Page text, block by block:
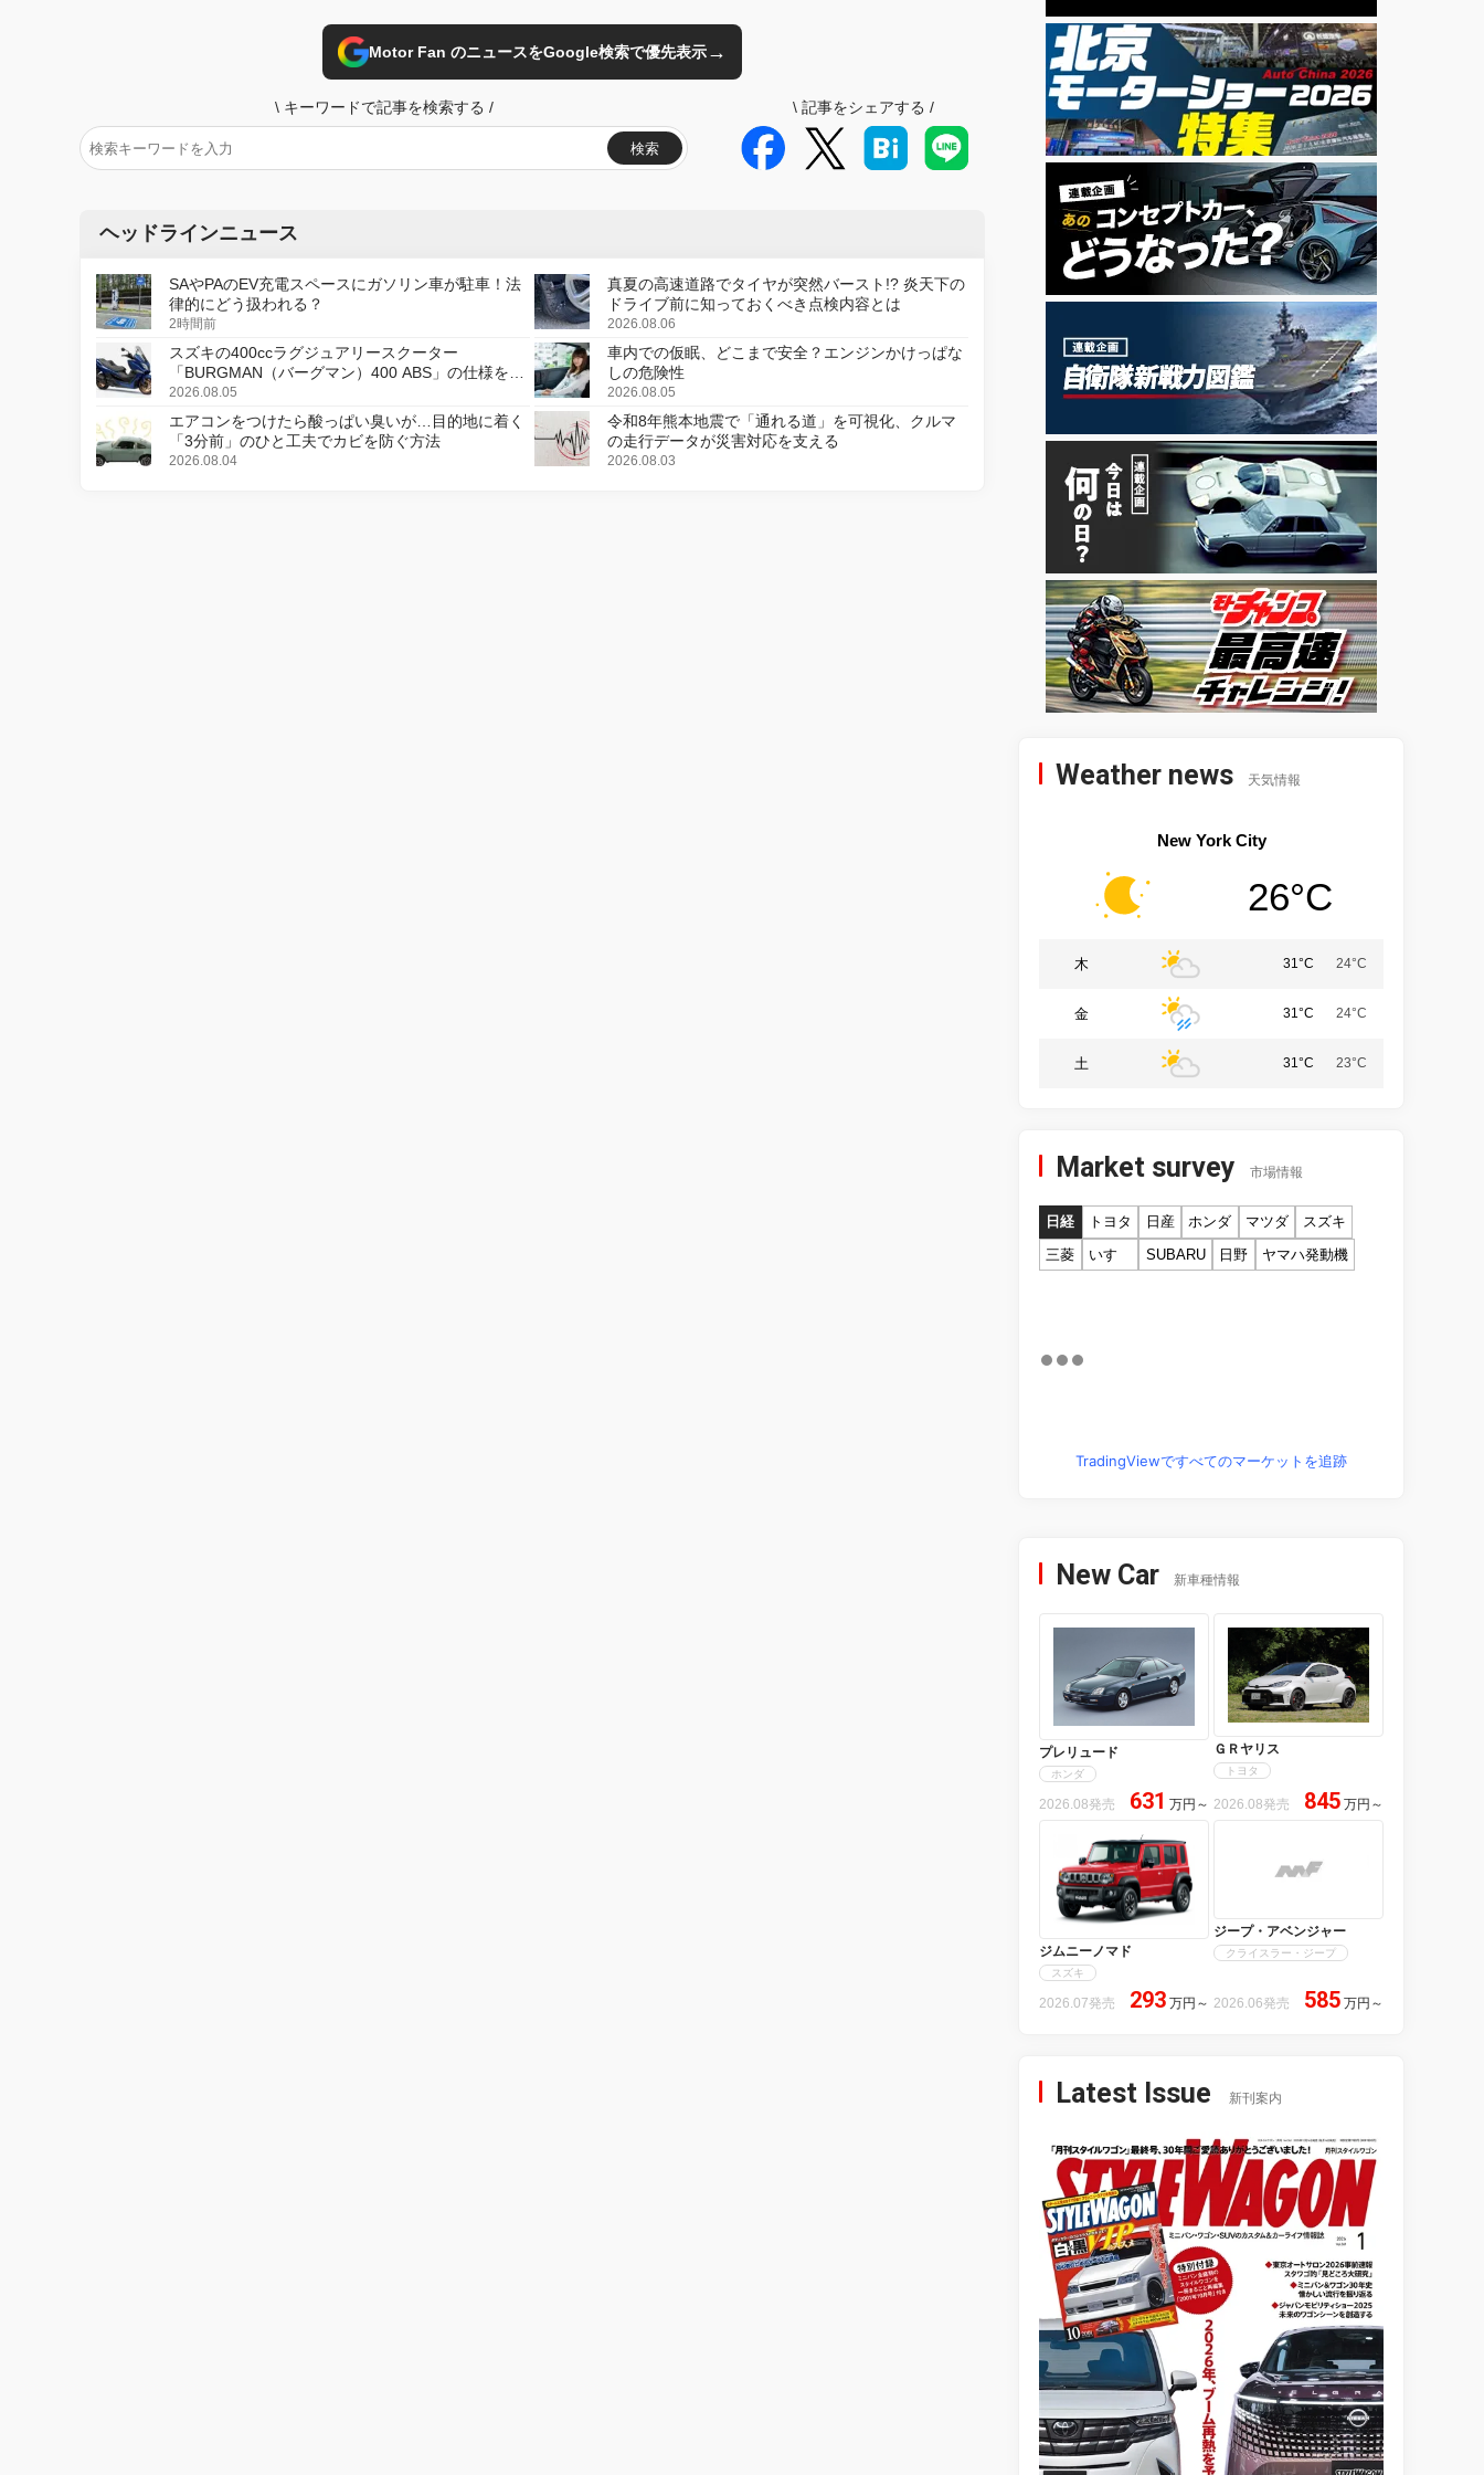
Motor Fan のニュースをGoogle検索で優先表示→
\ キーワードで記事を検索する /
検索
\ 記事をシェアする /
ヘッドラインニュース
SAやPAのEV充電スペースにガソリン車が駐車！法
律的にどう扱われる？
2時間前
真夏の高速道路でタイヤが突然バースト!? 炎天下の
ドライブ前に知っておくべき点検内容とは
2026.08.06
スズキの400ccラグジュアリースクーター
「BURGMAN（バーグマン）400 ABS」の仕様を変
更し、8月18日に発売
2026.08.05
車内での仮眠、どこまで安全？エンジンかけっぱな
しの危険性
2026.08.05
エアコンをつけたら酸っぱい臭いが…目的地に着く
「3分前」のひと工夫でカビを防ぐ方法
2026.08.04
令和8年熊本地震で「通れる道」を可視化、クルマ
の走行データが災害対応を支える
2026.08.03
Weather news 天気情報
New York City
26°C
木 31°C 24°C
金 31°C 24°C
土 31°C 23°C
Market survey 市場情報
日経 トヨタ 日産 ホンダ マツダ
スズキ
三菱
いすゞ SUBARU 日野 ヤマハ発動機
TradingViewですべてのマーケットを追跡
New Car 新車種情報
プレリュード
ホンダ
2026.08発売 631 万円 ～
ＧＲヤリス
トヨタ
2026.08発売 845 万円 ～
ジムニーノマド
スズキ
2026.07発売 293 万円 ～
ジープ・アベンジャー
クライスラー・ジープ
2026.06発売 585 万円 ～
Latest Issue 新刊案内